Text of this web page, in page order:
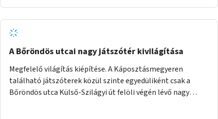
A Bőröndös utcai nagy játszótér kivilágítása
Megfelelő világítás kiépítése. A Káposztásmegyeren
található játszóterek közül szinte egyedüliként csak a
Bőröndös utca Külső-Szilágyi út felöli végén lévő nagy